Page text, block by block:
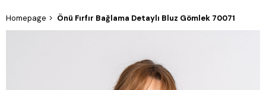
Homepage Önü Fırfır Bağlama Detaylı Bluz Gömlek 70071